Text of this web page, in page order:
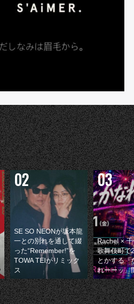
SE SO NEONが坂本龍
一との別れを通して綴
った“Remember!”を
TOWA TEIがリミック
ス
Rachel ×
歌舞伎町で
とかする『
れーーッ』